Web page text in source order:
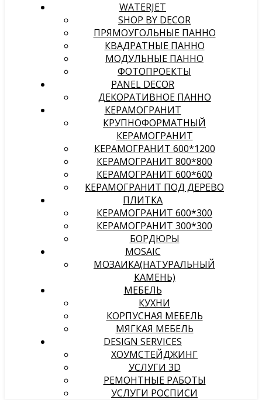
WATERJET
SHOP BY DECOR
ПРЯМОУГОЛЬНЫЕ ПАННО
КВАДРАТНЫЕ ПАННО
МОДУЛЬНЫЕ ПАННО
ФОТОПРОЕКТЫ
PANEL DECOR
ДЕКОРАТИВНОЕ ПАННО
КЕРАМОГРАНИТ
КРУПНОФОРМАТНЫЙ
КЕРАМОГРАНИТ
КЕРАМОГРАНИТ 600*1200
КЕРАМОГРАНИТ 800*800
КЕРАМОГРАНИТ 600*600
КЕРАМОГРАНИТ ПОД ДЕРЕВО
ПЛИТКА
КЕРАМОГРАНИТ 600*300
КЕРАМОГРАНИТ 300*300
БОРДЮРЫ
MOSAIC
МОЗАИКА(НАТУРАЛЬНЫЙ
КАМЕНЬ)
МЕБЕЛЬ
КУХНИ
КОРПУСНАЯ МЕБЕЛЬ
МЯГКАЯ МЕБЕЛЬ
DESIGN SERVICES
ХОУМСТЕЙДЖИНГ
УСЛУГИ 3D
РЕМОНТНЫЕ РАБОТЫ
УСЛУГИ РОСПИСИ